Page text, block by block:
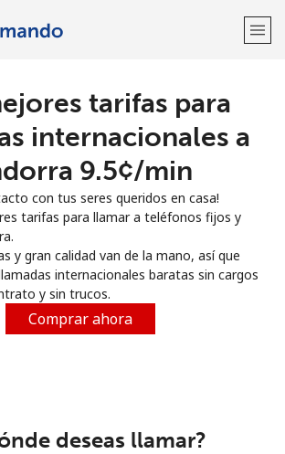
¡Bienvenido!
Regístrate con
o
tarifas para
internacionales a
⁦9.5¢⁩/min
con tus seres queridos en casa!
tarifas para llamar a teléfonos fijos y
y gran calidad van de la mano, así que
internacionales baratas sin cargos
y sin trucos.
Comprar ahora
deseas llamar?